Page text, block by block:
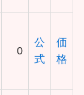
0
公
式
価
格